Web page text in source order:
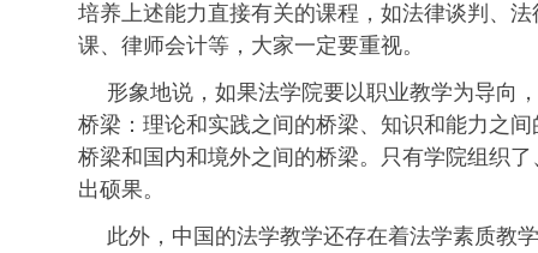
培养上述能力直接有关的课程，如法律谈判、
课、律师会计等，大家一定要重视。
形象地说，如果法学院要以职业教学为导向
桥梁：理论和实践之间的桥梁、知识和能力之
桥梁和国内和境外之间的桥梁。只有学院组织
出硕果。
此外，中国的法学教学还存在着法学素质教